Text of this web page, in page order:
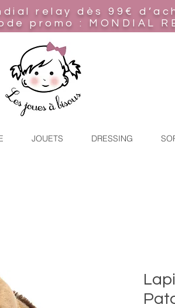
relay
dès 99€
promo : MONDIAL
JOUETS DRESSING